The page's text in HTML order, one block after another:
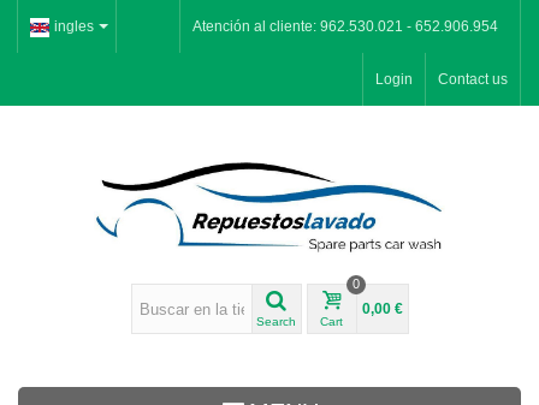
Atención al cliente: 962.530.021 - 652.906.954
ingles
Contact us
Login
Search Cart
0
0,00 €